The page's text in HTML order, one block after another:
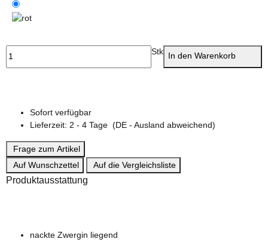
Stk In den Warenkorb
Sofort verfügbar
Lieferzeit: 2 - 4 Tage (DE - Ausland abweichend)
Frage zum Artikel
Auf Wunschzettel
Auf die Vergleichsliste
Produktausstattung
nackte Zwergin liegend